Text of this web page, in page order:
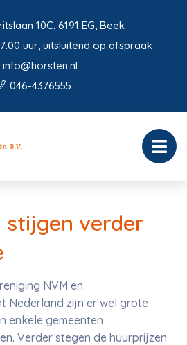
10C, 6191 EG, Beek
uur, uitsluitend op afspraak
info@horsten.nl
046-4376555
stijgen verder
NVM en
Nederland zijn er wel grote
enkele gemeenten
Verder stegen de huurprijzen